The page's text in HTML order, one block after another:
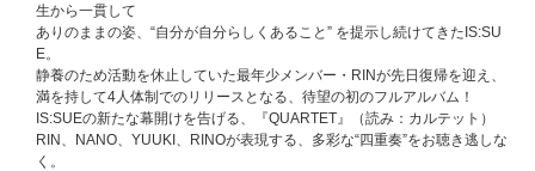
生から一貫して
ありのままの姿、“自分が自分らしくあること” を提示し続けてきたIS:SU
E。
静養のため活動を休止していた最年少メンバー・RINが先日復帰を迎え、
満を持して4人体制でのリリースとなる、待望の初のフルアルバム！
IS:SUEの新たな幕開けを告げる、『QUARTET』（読み：カルテット）
RIN、NANO、YUUKI、RINOが表現する、多彩な“四重奏”をお聴き逃しな
く。